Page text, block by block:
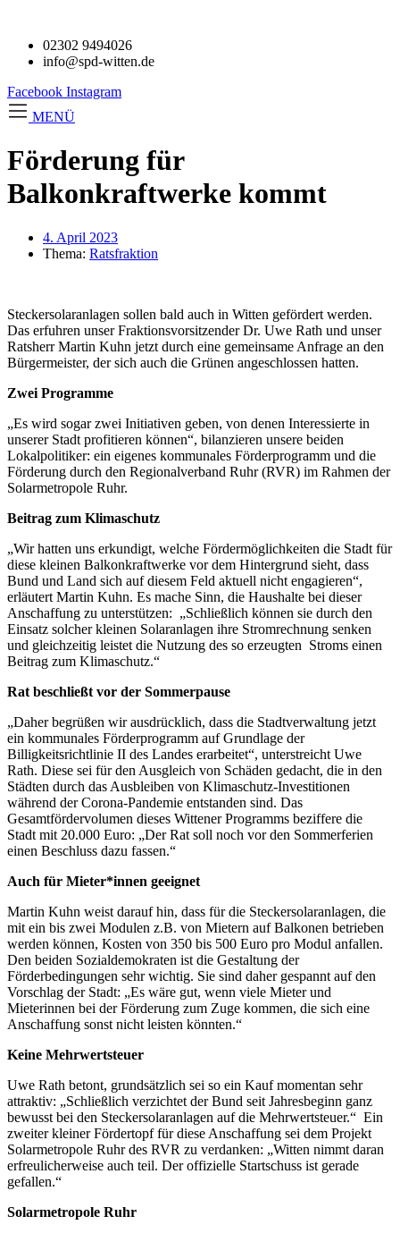
02302 9494026
info@spd-witten.de
Facebook Instagram
MENÜ
Förderung für
Balkonkraftwerke kommt
4. April 2023
Thema: Ratsfraktion
Steckersolaranlagen sollen bald auch in Witten gefördert werden.
Das erfuhren unser Fraktionsvorsitzender Dr. Uwe Rath und unser
Ratsherr Martin Kuhn jetzt durch eine gemeinsame Anfrage an den
Bürgermeister, der sich auch die Grünen angeschlossen hatten.
Zwei Programme
„Es wird sogar zwei Initiativen geben, von denen Interessierte in
unserer Stadt profitieren können“, bilanzieren unsere beiden
Lokalpolitiker: ein eigenes kommunales Förderprogramm und die
Förderung durch den Regionalverband Ruhr (RVR) im Rahmen der
Solarmetropole Ruhr.
Beitrag zum Klimaschutz
„Wir hatten uns erkundigt, welche Fördermöglichkeiten die Stadt für
diese kleinen Balkonkraftwerke vor dem Hintergrund sieht, dass
Bund und Land sich auf diesem Feld aktuell nicht engagieren“,
erläutert Martin Kuhn. Es mache Sinn, die Haushalte bei dieser
Anschaffung zu unterstützen: „Schließlich können sie durch den
Einsatz solcher kleinen Solaranlagen ihre Stromrechnung senken
und gleichzeitig leistet die Nutzung des so erzeugten Stroms einen
Beitrag zum Klimaschutz.“
Rat beschließt vor der Sommerpause
„Daher begrüßen wir ausdrücklich, dass die Stadtverwaltung jetzt
ein kommunales Förderprogramm auf Grundlage der
Billigkeitsrichtlinie II des Landes erarbeitet“, unterstreicht Uwe
Rath. Diese sei für den Ausgleich von Schäden gedacht, die in den
Städten durch das Ausbleiben von Klimaschutz-Investitionen
während der Corona-Pandemie entstanden sind. Das
Gesamtfördervolumen dieses Wittener Programms beziffere die
Stadt mit 20.000 Euro: „Der Rat soll noch vor den Sommerferien
einen Beschluss dazu fassen.“
Auch für Mieter*innen geeignet
Martin Kuhn weist darauf hin, dass für die Steckersolaranlagen, die
mit ein bis zwei Modulen z.B. von Mietern auf Balkonen betrieben
werden können, Kosten von 350 bis 500 Euro pro Modul anfallen.
Den beiden Sozialdemokraten ist die Gestaltung der
Förderbedingungen sehr wichtig. Sie sind daher gespannt auf den
Vorschlag der Stadt: „Es wäre gut, wenn viele Mieter und
Mieterinnen bei der Förderung zum Zuge kommen, die sich eine
Anschaffung sonst nicht leisten könnten.“
Keine Mehrwertsteuer
Uwe Rath betont, grundsätzlich sei so ein Kauf momentan sehr
attraktiv: „Schließlich verzichtet der Bund seit Jahresbeginn ganz
bewusst bei den Steckersolaranlagen auf die Mehrwertsteuer.“ Ein
zweiter kleiner Fördertopf für diese Anschaffung sei dem Projekt
Solarmetropole Ruhr des RVR zu verdanken: „Witten nimmt daran
erfreulicherweise auch teil. Der offizielle Startschuss ist gerade
gefallen.“
Solarmetropole Ruhr